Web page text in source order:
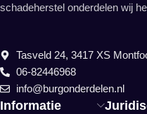
Informatie
schadeherstel onderdelen wij
Tasveld 24, 3417 XS
06-82446968
info@burgonderdelen.nl